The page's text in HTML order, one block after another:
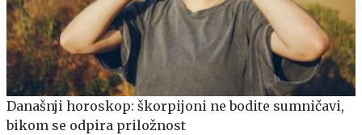
Današnji horoskop: škorpijoni ne bodite sumničavi,
bikom se odpira priložnost